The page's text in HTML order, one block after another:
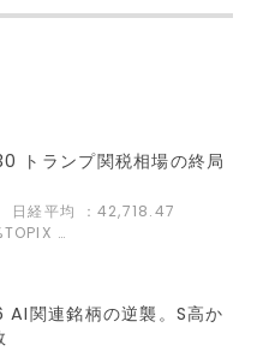
トランプ関税相場の終局
日経平均 ：42,718.47
…
AI関連銘柄の逆襲。S高か